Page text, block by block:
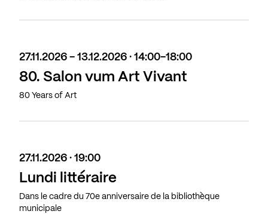
27.11.2026 - 13.12.2026 · 14:00-18:00
80. Salon vum Art Vivant
80 Years of Art
27.11.2026 · 19:00
Lundi littéraire
Dans le cadre du 70e anniversaire de la bibliothèque
municipale